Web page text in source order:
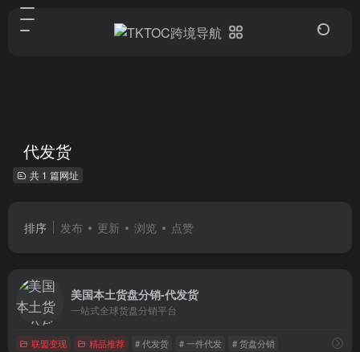
代发货
共 1 篇网址
排序 发布 更新 浏览 点赞
美国本土货盘分销-代发货
一站式全球货盘分销平台
联盟变现 精品推荐 # 代发货 # 一件代发 # 货盘分销